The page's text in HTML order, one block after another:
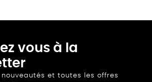
vous à la
nouveautés et toutes les offres